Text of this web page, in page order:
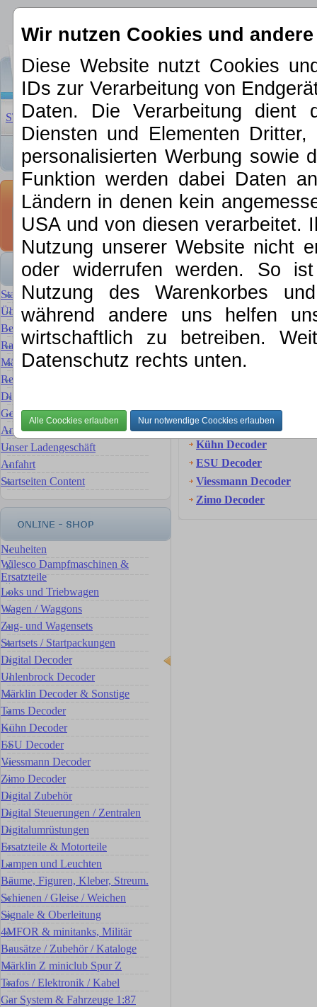
Wir nutzen Cookies und
Diese Website nutzt Cookies
IDs zur Verarbeitung von
Daten. Die Verarbeitung dient
Diensten und Elementen
personalisierten Werbung sowie
Funktion werden dabei Daten
Ländern in denen kein
USA und von diesen verarbeitet.
Nutzung unserer Website nicht
oder widerrufen werden. So
Nutzung des Warenkorbes
während andere uns helfen
wirtschaftlich zu betreiben.
Datenschutz rechts unten.
STARTSEITE| ÜBER UNS |NEUHEITEN 2026 |
Startseite
Über MKE
Bewertung für Ihre Sammlung
Rat & Tat
Märklin Ersatzteilservice
Reparaturservice Reparaturen
Digital- Umbauten & Umrüstungen
Gebrauchte Artikel
Ankauf, wir verkaufen für Sie
Unser Ladengeschäft
Anfahrt
Startseiten Content
Neuheiten
Wilesco Dampfmaschinen &
Ersatzteile
Loks und Triebwagen
Wagen / Waggons
Zug- und Wagensets
Startsets / Startpackungen
Digital Decoder
Uhlenbrock Decoder
Märklin Decoder & Sonstige
Tams Decoder
Kühn Decoder
ESU Decoder
Viessmann Decoder
Zimo Decoder
Digital Zubehör
Digital Steuerungen / Zentralen
Digitalumrüstungen
Ersatzteile & Motorteile
Lampen und Leuchten
Bäume, Figuren, Kleber, Streum.
Schienen / Gleise / Weichen
Signale & Oberleitung
4MFOR & minitanks, Militär
Bausätze / Zubehör / Kataloge
Märklin Z miniclub Spur Z
Trafos / Elektronik / Kabel
Car System & Fahrzeuge 1:87
Digital
Decoder für
Systeme
und Intellisound.
Digital Decoder
Märklin Decoder &
Tams Decoder
Kühn Decoder
ESU Decoder
Viessmann Decoder
Zimo Decoder